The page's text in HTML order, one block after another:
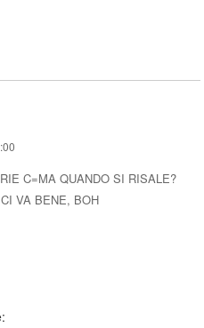
C=MA QUANDO SI RISALE?
VA BENE, BOH